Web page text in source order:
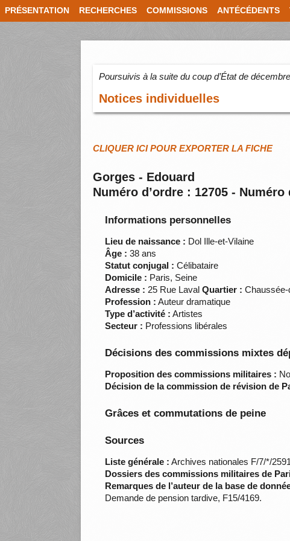
PRÉSENTATION RECHERCHES COMMISSIONS ANTÉCÉDENTS
Poursuivis à la suite du coup d’État de
Notices individuelles
CLIQUER ICI POUR EXPORTER LA FICHE
Gorges - Edouard
Numéro d’ordre : 12705 -
Informations personnelles
Lieu de naissance : Dol Ille-et-Vilaine
Âge : 38 ans
Statut conjugal : Célibataire
Domicile : Paris, Seine
Adresse : 25 Rue LavalQuartier : Chaussée-
Profession : Auteur dramatique
Type d’activité : Artistes
Secteur : Professions libérales
Décisions des commissions mixtes
Proposition des commissions militaires :
Décision de la commission de révision de
Grâces et commutations de peine
Sources
Liste générale : Archives nationales F/7/*/2591
Dossiers des commissions militaires de
Remarques de l’auteur de la base de
Demande de pension tardive, F15/4169.